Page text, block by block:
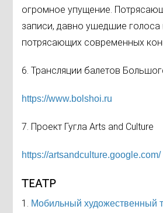
огромное упущение.
записи, давно ушедшие голоса
потрясающих современных
6. Трансляции балетов
https://www.bolshoi.ru
7. Проект Гугла Arts and Culture
https://artsandculture.google.com/
ТЕАТР
1. Мобильный художественный